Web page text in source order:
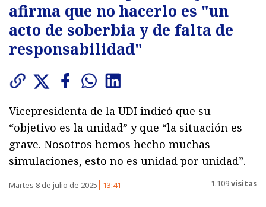
afirma que no hacerlo es "un
acto de soberbia y de falta de
responsabilidad"
Vicepresidenta de la UDI indicó que su
“objetivo es la unidad” y que “la situación es
grave. Nosotros hemos hecho muchas
simulaciones, esto no es unidad por unidad”.
Martes 8 de julio de 2025 13:41 1.109visitas